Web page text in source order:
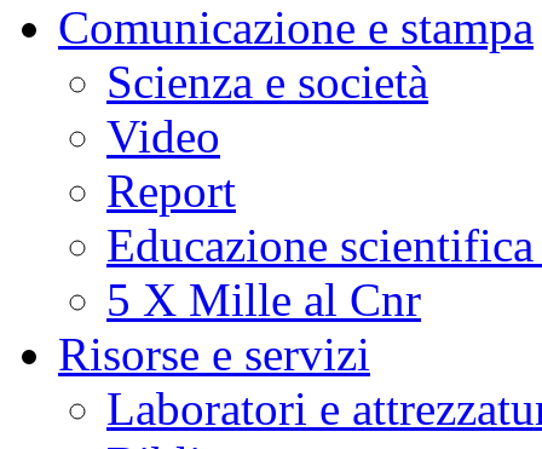
Comunicazione e stampa
Scienza e società
Video
Report
Educazione
5 X Mille al Cnr
Risorse e servizi
Laboratori e